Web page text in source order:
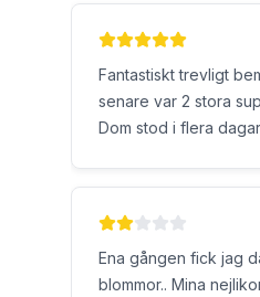
Fantastiskt trevligt
senare var 2 stora
Dom stod i flera
Ena gången fick jag
blommor.. Mina